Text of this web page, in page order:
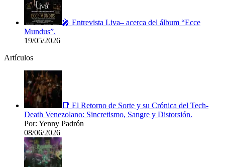
🎤 Entrevista Liva– acerca del álbum “Ecce
Mundus”.
19/05/2026
Artículos
📑 El Retorno de Sorte y su Crónica del Tech-
Death Venezolano: Sincretismo, Sangre y Distorsión.
Por: Yenny Padrón
08/06/2026